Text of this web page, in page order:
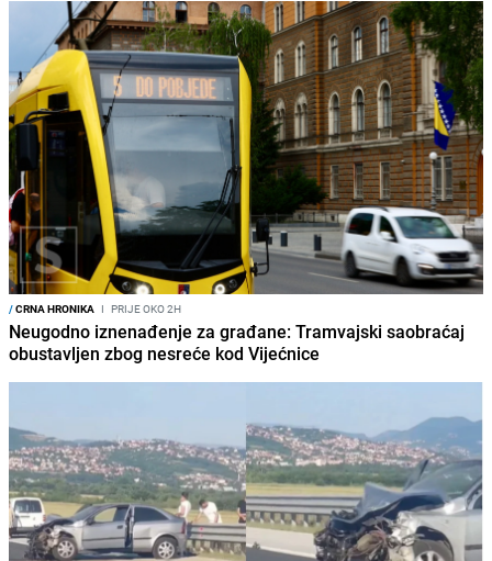
/CRNA HRONIKA I PRIJE OKO 2H
Neugodno iznenađenje za građane: Tramvajski saobraćaj
obustavljen zbog nesreće kod Vijećnice